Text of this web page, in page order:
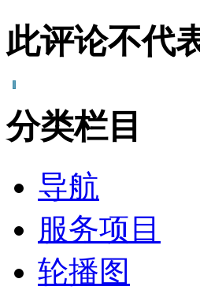
此评论不代
分类栏目
导航
服务项目
轮播图